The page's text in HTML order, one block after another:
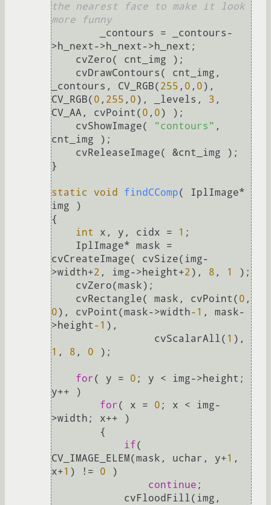
the nearest face to make it look
more funny
>h_next->h_next->h_next;
_contours, CV_RGB( 255 , 0 , 0),
CV_RGB( 0 , 255 , 0), _levels, 3 ,
CV_AA, cvPoint( 0 , 0) );
    cvShowImage(
"contours" ,
cnt_img );
}
static void findCComp( IplImage*
img )
{
int
x, y, cidx = 1 ;
cvCreateImage( cvSize(img-
>width+2 , img->height+2), 8 , 1
);
    cvRectangle( mask, cvPoint(
0 ,
0), cvPoint(mask->width-1 , mask-
>height -1 ),
                 cvScalarAll(
1
1 , 8 , 0 );
for ( y = 0 ; y < img->height;
y++ )
for ( x = 0 ; x < img-
>width; x++ )
if(
CV_IMAGE_ELEM(mask, uchar, y+1 ,
x+1 ) != 0 )
continue ;